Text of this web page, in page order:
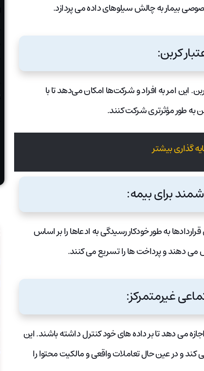
بیمار به چالش سیلوهای داده می پردازد.
این امر به افراد و شرکت‌ها امکان می‌دهد تا با
طور مؤثرتری شرکت کنند.
به طور خودکار رسیدگی به ادعاها را بر اساس
می دهند و پرداخت ها را تسریع می کنند.
می دهد تا بر داده های خود کنترل داشته باشند. این
و در عین حال تعاملات واقعی و مالکیت محتوا را